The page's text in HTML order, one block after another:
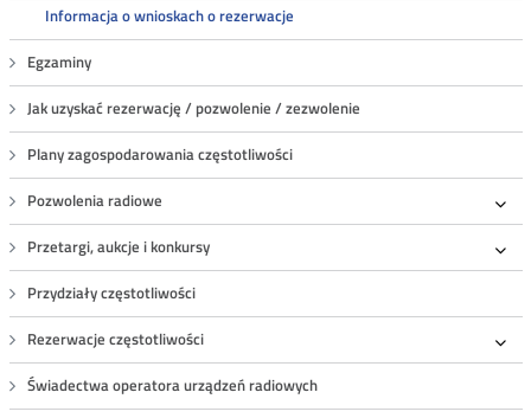
Informacja o wnioskach o rezerwacje
Egzaminy
Jak uzyskać rezerwację / pozwolenie / zezwolenie
Plany zagospodarowania częstotliwości
Pozwolenia radiowe
Przetargi, aukcje i konkursy
Przydziały częstotliwości
Rezerwacje częstotliwości
Świadectwa operatora urządzeń radiowych